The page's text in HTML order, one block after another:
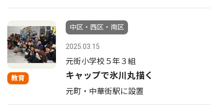
教育
中区・西区・南区
2025.03.15
元街小学校５年３組
キャップで氷川丸描く
元町・中華街駅に設置